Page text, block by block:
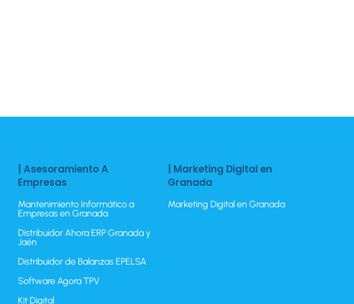
| Asesoramiento A
Empresas
Mantenimiento Informático a
Empresas en Granada
Distribuidor Ahora ERP Granada y
Jaén
Distribuidor de Balanzas EPELSA
Software Agora TPV
Kit Digital
| Marketing Digital en
Granada
Marketing Digital en Granada